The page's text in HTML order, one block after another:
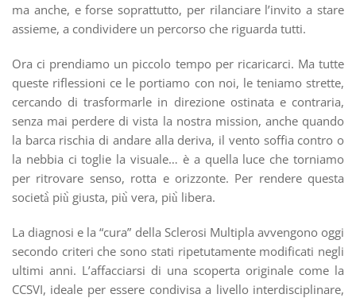
ma anche, e forse soprattutto, per rilanciare l’invito a stare
assieme, a condividere un percorso che riguarda tutti.
Ora ci prendiamo un piccolo tempo per ricaricarci. Ma tutte
queste riflessioni ce le portiamo con noi, le teniamo strette,
cercando di trasformarle in direzione ostinata e contraria,
senza mai perdere di vista la nostra mission, anche quando
la barca rischia di andare alla deriva, il vento soffia contro o
la nebbia ci toglie la visuale… è a quella luce che torniamo
per ritrovare senso, rotta e orizzonte. Per rendere questa
società̀ più̀ giusta, più̀ vera, più̀ libera.
La diagnosi e la “cura” della Sclerosi Multipla avvengono oggi
secondo criteri che sono stati ripetutamente modificati negli
ultimi anni. L’affacciarsi di una scoperta originale come la
CCSVI, ideale per essere condivisa a livello interdisciplinare,